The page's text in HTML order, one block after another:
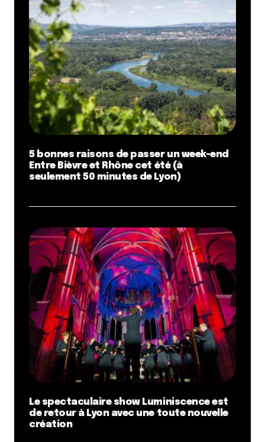
5 bonnes raisons de passer un week-end
Entre Bièvre et Rhône cet été (à
seulement 50 minutes de Lyon)
Le spectaculaire show Luminiscence est
de retour à Lyon avec une toute nouvelle
création